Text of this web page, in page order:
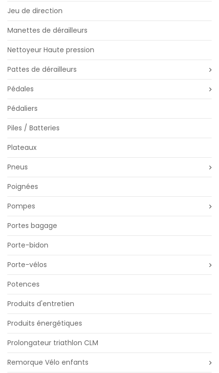
Jeu de direction
Manettes de dérailleurs
Nettoyeur Haute pression
Pattes de dérailleurs
Pédales
Pédaliers
Piles / Batteries
Plateaux
Pneus
Poignées
Pompes
Portes bagage
Porte-bidon
Porte-vélos
Potences
Produits d'entretien
Produits énergétiques
Prolongateur triathlon CLM
Remorque Vélo enfants